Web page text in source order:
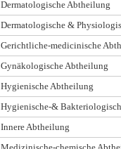
Dermatologische Abtheilung
Dermatologische &
Gerichtliche-medicinische
Gynäkologische Abtheilung
Hygienische Abtheilung
Hygienische-&
Innere Abtheilung